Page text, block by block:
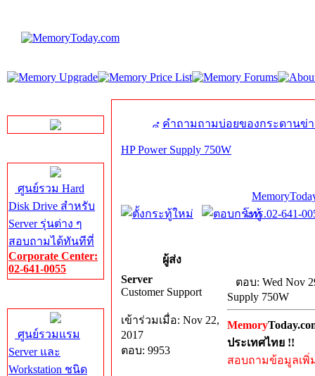
ศูนย์รวม Hard
Disk Drive สำหรับ
Server รุ่นต่าง ๆ
สอบถามได้ทันทีที่
Corporate Center:
02-641-0055
ศูนย์รวมแรม
Server และ
Workstation ชนิด
คำถามถามบ่อยของกระดานข่
HP Power Supply 750W
โทร.02-641-
ผู้ส่ง
Server
Customer Support
เข้าร่วมเมื่อ: Nov 22,
2017
ตอบ: 9953
ตอบ: Wed Nov
Supply 750W
Memory
ประเทศไทย !!
สอบถามข้อมูลเพิ่